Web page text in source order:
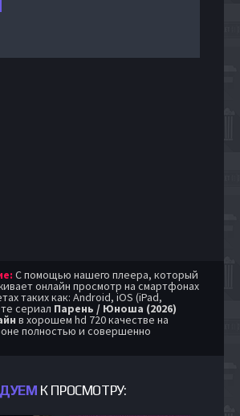
С помощью нашего плеера, который
онлайн просмотр на смартфонах
таких как: Android, iOS (iPad,
сериал Парень / Юноша (2026)
в хорошем hd 720 качестве на
полностью и совершенно
К ПРОСМОТРУ: